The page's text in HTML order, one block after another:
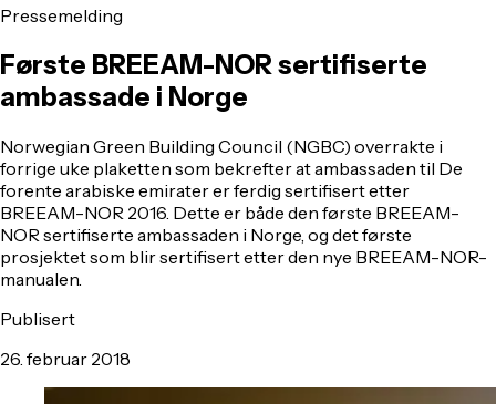
Pressemelding
Første BREEAM-NOR sertifiserte
ambassade i Norge
​Norwegian Green Building Council (NGBC) overrakte i
forrige uke plaketten som bekrefter at ambassaden til De
forente arabiske emirater er ferdig sertifisert etter
BREEAM-NOR 2016. Dette er både den første BREEAM-
NOR sertifiserte ambassaden i Norge, og det første
prosjektet som blir sertifisert etter den nye BREEAM-NOR-
manualen.
Publisert
26. februar 2018